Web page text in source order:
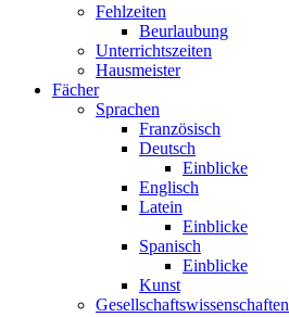
Fehlzeiten
Beurlaubung
Unterrichtszeiten
Hausmeister
Fächer
Sprachen
Französisch
Deutsch
Einblicke
Englisch
Latein
Einblicke
Spanisch
Einblicke
Kunst
Gesellschaftswissenschaften